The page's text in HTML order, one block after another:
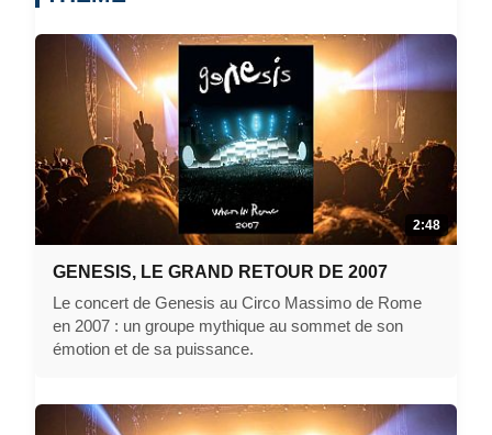
2:48
GENESIS, LE GRAND RETOUR DE 2007
Le concert de Genesis au Circo Massimo de Rome
en 2007 : un groupe mythique au sommet de son
émotion et de sa puissance.